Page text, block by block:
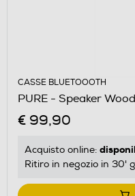
CASSE BLUETOOOTH
PURE - Speaker
€ 99,90
Acquisto online:
Ritiro in negozio in 30'